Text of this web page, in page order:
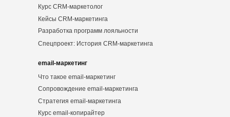
Курс CRM-маркетолог
Кейсы CRM-маркетинга
Разработка программ лояльности
Спецпроект: История CRM-маркетинга
email-маркетинг
Что такое email-маркетинг
Сопровождение email-маркетинга
Стратегия email-маркетинга
Курс email-копирайтер